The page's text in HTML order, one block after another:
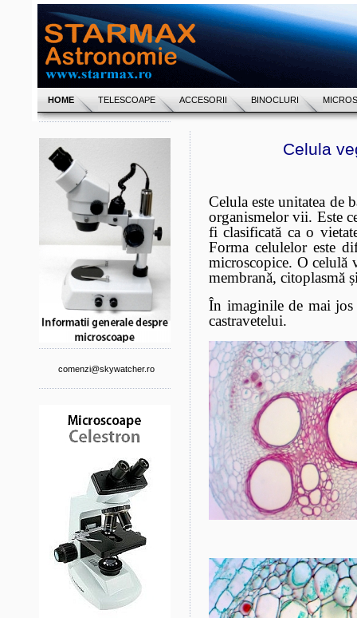
HOME TELESCOAPE ACCESORII BINOCLURI
comenzi@skywatcher.ro
Celula
Celula este unitatea de
organismelorvii. Este
fi clasificată ca o
Forma celulelor este
microscopice. O celulă
membrană, citoplasmă
În imaginile de mai jos
castravetelui.